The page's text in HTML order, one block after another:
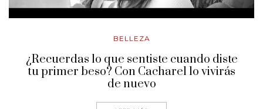
BELLEZA
¿Recuerdas lo que sentiste cuando diste
tu primer beso? Con Cacharel lo vivirás
de nuevo